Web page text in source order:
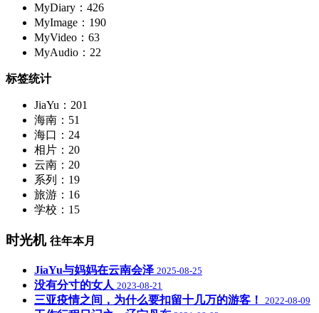
MyDiary：426
MyImage：190
MyVideo：63
MyAudio：22
标签统计
JiaYu：201
海南：51
海口：24
相片：20
云南：20
系列：19
旅游：16
学校：15
时光机 往年本月
JiaYu与妈妈在云南会泽 2025-08-25
没有分寸的女人 2023-08-21
三亚疫情之间，为什么要扣留十几万的游客！ 2022-08-09